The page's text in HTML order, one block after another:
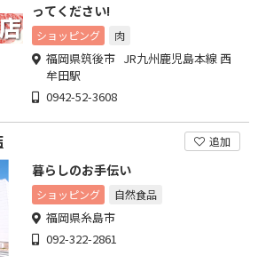
ってください!
ショッピング 肉
福岡県筑後市 JR九州鹿児島本線 西
牟田駅
0942-52-3608
追加
暮らしのお手伝い
ショッピング 自然食品
福岡県糸島市
092-322-2861